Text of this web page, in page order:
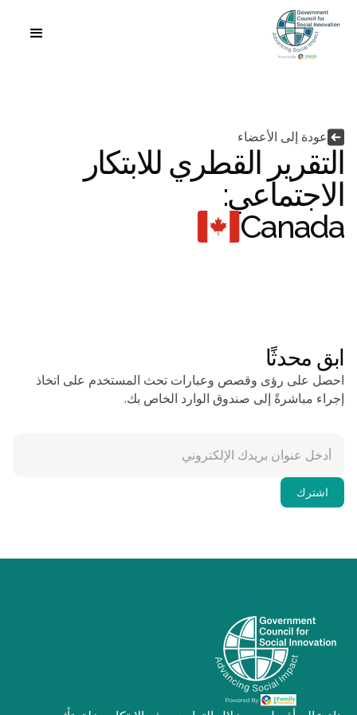
عودة إلى الأعضاء
التقرير القطري للابتكار
الاجتماعي:
Canada
ابق محدثًا
احصل على رؤى وقصص وعبارات تحث المستخدم على اتخاذ
إجراء مباشرةً إلى صندوق الوارد الخاص بك.